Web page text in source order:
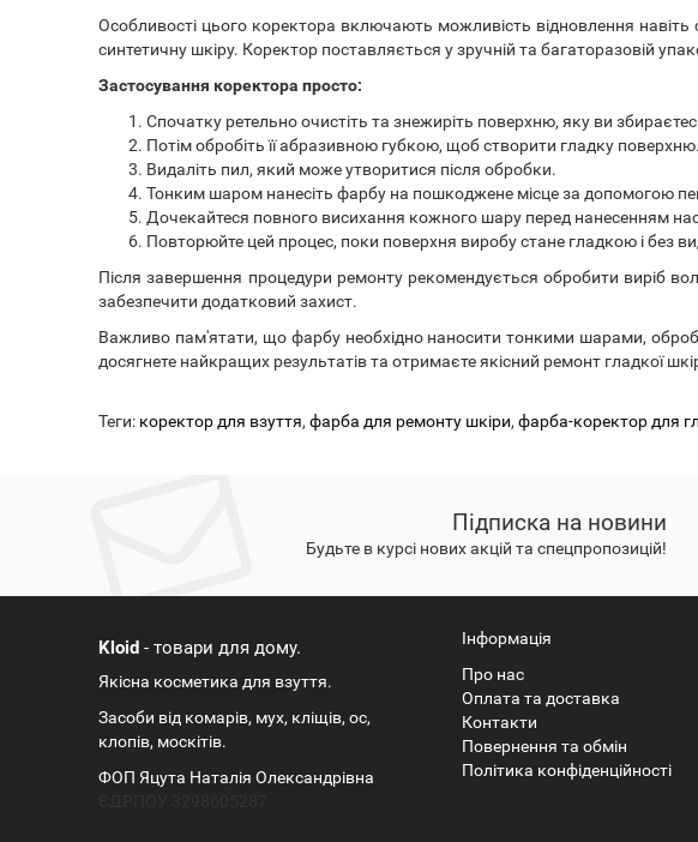
Особливості цього коректора включають можливість відновлення
синтетичну шкіру. Коректор поставляється у зручній та багаторазовій
Застосування коректора просто:
Спочатку ретельно очистіть та знежиріть поверхню, яку ви
Потім обробіть її абразивною губкою, щоб створити гладку поверхню.
Видаліть пил, який може утворитися після обробки.
Тонким шаром нанесіть фарбу на пошкоджене місце за допомогою
Дочекайтеся повного висихання кожного шару перед нанесенням
Повторюйте цей процес, поки поверхня виробу стане гладкою і без
Після завершення процедури ремонту рекомендується обробити виріб
забезпечити додатковий захист.
Важливо пам'ятати, що фарбу необхідно наносити тонкими шарами,
досягнете найкращих результатів та отримаєте якісний ремонт гладкої
Теги: коректор для взуття,фарба для ремонту шкіри,фарба-коректор для
Підписка на новини
Будьте в курсі нових акцій та спецпропозицій!
Kloid -товари для дому.
Якісна косметика для взуття.
Засоби від комарів, мух, кліщів, ос,
клопів, москітів.
ФОП Яцута Наталія Олександрівна
Інформація
Про нас
Оплата та доставка
Контакти
Повернення та обмін
Політика конфіденційності